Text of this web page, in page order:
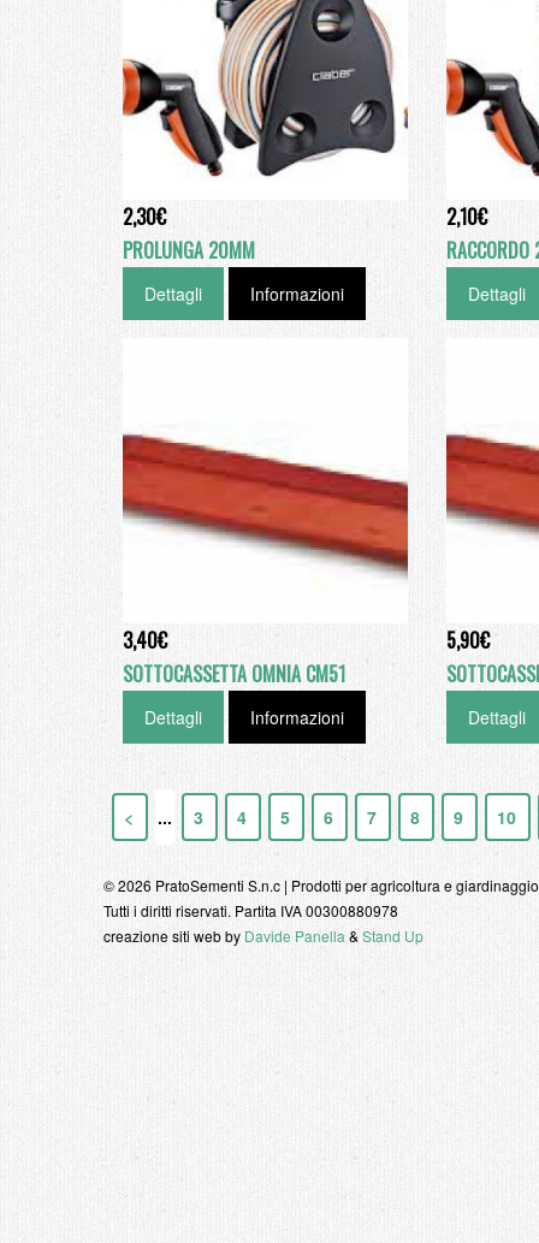
2,30€
PROLUNGA 20MM
Dettagli Informazioni
2,10€
Dettagli
3,40€
SOTTOCASSETTA OMNIA CM51
Dettagli Informazioni
5,90€
Dettagli
< ... 3 4 5 6 7 8 9 10
© 2026 PratoSementi S.n.c | Prodotti per agricoltura e giardinaggio
Tutti i diritti riservati. Partita IVA 00300880978
creazione siti web by Davide Panella & Stand Up